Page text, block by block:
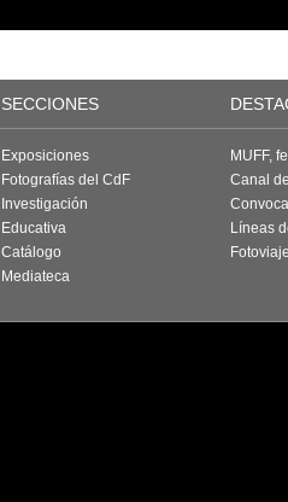
SECCIONES
Exposiciones
Fotografías del CdF
Investigación
Educativa
Catálogo
Mediateca
MUFF,
Canal
Líneas